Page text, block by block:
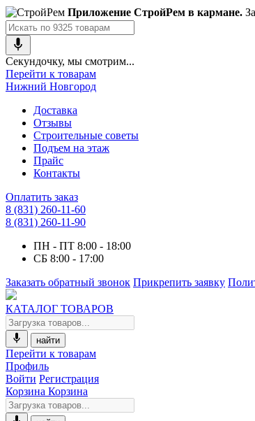
Приложение СтройРем в кармане.
Секундочку, мы смотрим...
Перейти к товарам
Нижний Новгород
Доставка
Отзывы
Строительные советы
Подъем на этаж
Прайс
Контакты
Оплатить заказ
8 (831) 260-11-60
8 (831) 260-11-90
ПН - ПТ 8:00 - 18:00
СБ 8:00 - 17:00
Заказать обратный звонок Прикрепить заявку
КАТАЛОГ ТОВАРОВ
найти
Перейти к товарам
Профиль
Войти Регистрация
Корзина Корзина